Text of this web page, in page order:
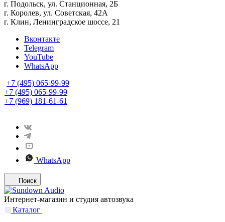
г. Подольск, ул. Станционная, 2Б
г. Королев, ул. Советская, 42А
г. Клин, Ленинградское шоссе, 21
Вконтакте
Telegram
YouTube
WhatsApp
+7 (495) 065-99-99
+7 (495) 065-99-99
+7 (969) 181-61-61
WhatsApp
Поиск
Интернет-магазин и студия автозвука
Каталог